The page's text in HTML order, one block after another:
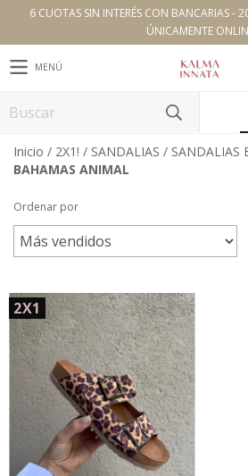
6 CUOTAS SIN INTERÉS CON BANCARIAS -
ÚNICAMENTE
MENÚ
Inicio / 2X1! / SANDALIAS / SANDALIAS
BAHAMAS ANIMAL
Ordenar por
2X1